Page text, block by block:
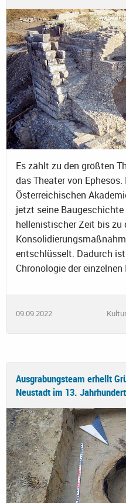
Es zählt zu den größten
das Theater von Ephesos.
Österreichischen
jetzt seine
hellenistischer Zeit bis zu
entschlüsselt. Dadurch
Chronologie der
09.09.2022
Ausgrabungsteam erhellt
Neustadt im 13. Jahrhundert